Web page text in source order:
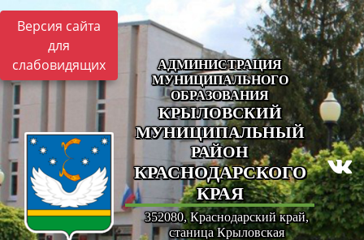
Версия сайта
для
слабовидящих
АДМИНИСТРАЦИЯ
МУНИЦИПАЛЬНОГО
ОБРАЗОВАНИЯ
КРЫЛОВСКИЙ
МУНИЦИПАЛЬНЫЙ
РАЙОН
КРАСНОДАРСКОГО
КРАЯ
352080, Краснодарский край,
станица Крыловская